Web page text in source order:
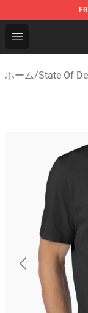
Open menu
State Of
ホーム/State Of